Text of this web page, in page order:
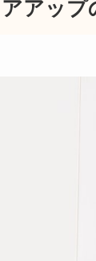
アップ